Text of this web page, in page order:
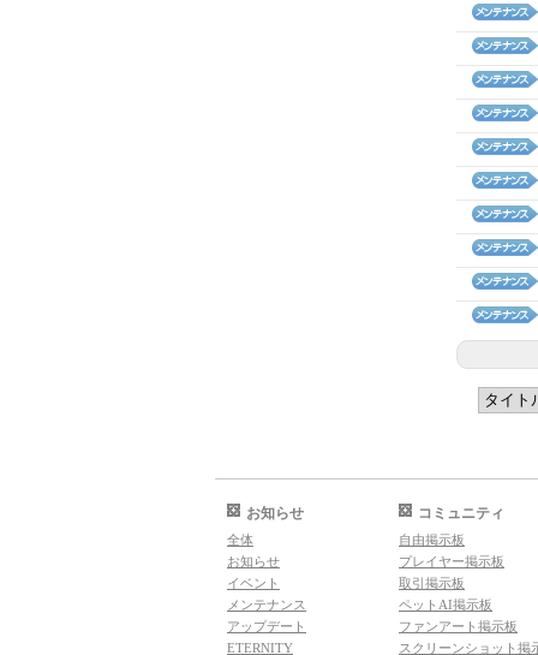
お知らせ
全体
お知らせ
イベント
メンテナンス
アップデート
ETERNITY
コミュニティ
自由掲示板
プレイヤー掲示板
取引掲示板
ペットAI掲示板
ファンアート掲示板
スクリーンショット掲